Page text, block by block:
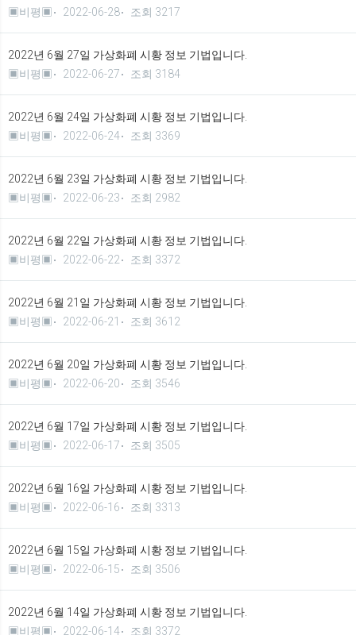
▣비평▣
2022-06-28 조회 3217
2022년 6월 27일 가상화폐 시황 정보 기법입니다.
▣비평▣
2022-06-27 조회 3184
2022년 6월 24일 가상화폐 시황 정보 기법입니다.
▣비평▣
2022-06-24 조회 3369
2022년 6월 23일 가상화폐 시황 정보 기법입니다.
▣비평▣
2022-06-23 조회 2982
2022년 6월 22일 가상화폐 시황 정보 기법입니다.
▣비평▣
2022-06-22 조회 3372
2022년 6월 21일 가상화폐 시황 정보 기법입니다.
▣비평▣
2022-06-21 조회 3612
2022년 6월 20일 가상화폐 시황 정보 기법입니다.
▣비평▣
2022-06-20 조회 3546
2022년 6월 17일 가상화폐 시황 정보 기법입니다.
▣비평▣
2022-06-17 조회 3505
2022년 6월 16일 가상화폐 시황 정보 기법입니다.
▣비평▣
2022-06-16 조회 3313
2022년 6월 15일 가상화폐 시황 정보 기법입니다.
▣비평▣
2022-06-15 조회 3506
2022년 6월 14일 가상화폐 시황 정보 기법입니다.
▣비평▣
2022-06-14 조회 3372